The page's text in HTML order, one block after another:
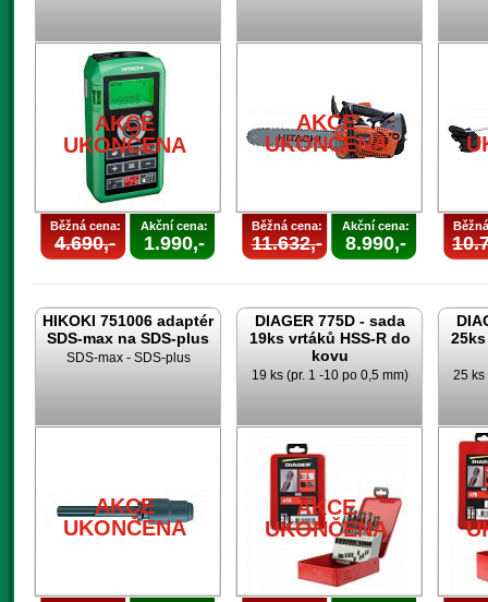
AKCE
UKONČENA
Běžná cena:
4.690,-
Akční cena:
1.990,-
AKCE
UKONČENA
Běžná cena:
11.632,-
Akční cena:
8.990,-
HIKOKI 751006 adaptér
SDS-max na SDS-plus
SDS-max - SDS-plus
AKCE
UKONČENA
DIAGER 775D - sada
19ks vrtáků HSS-R do
kovu
19 ks (pr. 1 -10 po 0,5 mm)
AKCE
UKONČENA
25 ks